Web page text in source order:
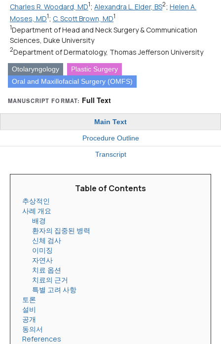
Charles R. Woodard, MD1; Alexandra L. Elder, BS2; Helen A.
Moses, MD1; C. Scott Brown, MD1
1Department of Head and Neck Surgery & Communication
Sciences, Duke University
2Department of Dermatology, Thomas Jefferson University
Otolaryngology
Plastic Surgery
Oral and Maxillofacial Surgery (OMFS)
MANUSCRIPT FORMAT: Full Text
Main Text
Procedure Outline
Transcript
Table of Contents
추상적인
사례 개요
배경
환자의 집중된 병력
신체 검사
이미징
자연사
치료 옵션
치료의 근거
특별 고려 사항
토론
설비
공개
동의서
References